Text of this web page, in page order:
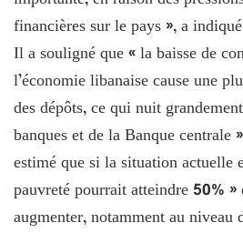
financières sur le pays », a
Il a souligné que « la baisse de
l’économie libanaise cause une
des dépôts, ce qui nuit
banques et de la Banque
estimé que si la situation actuelle
pauvreté pourrait atteindre 50%
augmenter, notamment au niveau